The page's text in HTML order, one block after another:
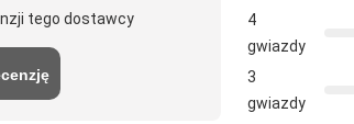
tego dostawcy
4
gwiazdy
3
gwiazdy